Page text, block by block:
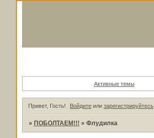
Активные темы
Привет, Гость! Войдите илизарегистрируйтесь
» ПОБОЛТАЕМ!!! » Флудилка